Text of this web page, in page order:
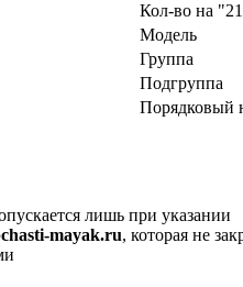
Кол-во на
Модель
Группа
Подгруппа
Порядковый
лишь при указании
mayak.ru, которая не